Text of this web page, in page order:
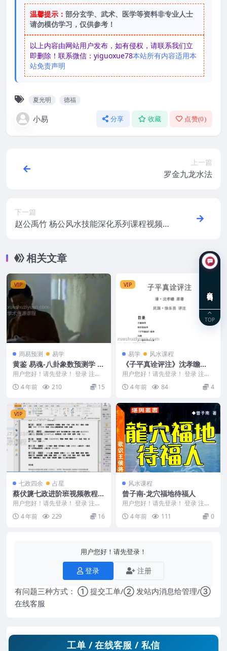
温馨提示： 部分玄学、武术、医学等资料非专业人士
请勿模仿学习，仅供参考！
以上内容由网站用户发布，如有侵权，请联系我们立
即删除！联系微信：yiguoxue78本站所有内容适用本
站免责声明
夏光明 德福
小易 分享 收藏 点赞(0)
上一篇
罗金九龙水法
下一篇
赵公禹竹 杨公风水技能深化系列课程视频22
相关文章
VIP
周易预测 易学
黄鉴 易魂-八卦象数预测学 面
授班视频教学课程25集
用户您好！请先登录！ 登录 注册
黄鉴 易魂-八卦象数预测学 面授班
视频教学课程...
4 年前 210 15
VIP
易学 风水课程
《子平真诠评注》沈孝瞻
（清）原著 徐乐吾（民国）
评注
用户您好！请先登录！ 登录 注册
《子平真诠评注》沈孝瞻（清）原
著 徐乐吾（民国...
4 年前 84 4
VIP
七政四余 占星
蔡伏篪七政进阶班视频教程
+录音文件+讲义资料蔡伏虎
用户您好！请先登录！ 登录 注册
蔡伏虎七政四余进阶班视频+录音
+讲义 编号：2...
4 年前 229 16
风水课程
曾子南-龙穴福地待福人
用户您好！请先登录！ 登录 注册
4 年前 111 0
用户您好！请先登录！
登录 注册
有问题三种方式： ① 提交工单/② 发站内消息给管理/③
在线客服
工单 / 在线客服 / 私信
TOP